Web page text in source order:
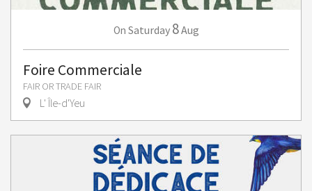
On Saturday 8Aug
Foire Commerciale
FAIR OR TRADE FAIR
L' Île-d'Yeu